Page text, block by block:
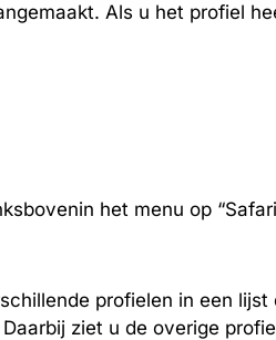
Als u het profiel
het menu op
profielen in een
ziet u de overige